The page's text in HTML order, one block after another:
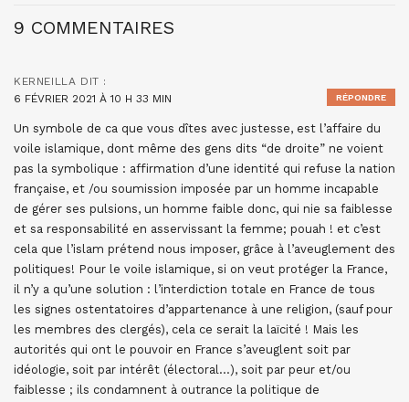
9 COMMENTAIRES
KERNEILLA DIT :
6 FÉVRIER 2021 À 10 H 33 MIN
Un symbole de ca que vous dîtes avec justesse, est l’affaire du
voile islamique, dont même des gens dits “de droite” ne voient
pas la symbolique : affirmation d’une identité qui refuse la nation
française, et /ou soumission imposée par un homme incapable
de gérer ses pulsions, un homme faible donc, qui nie sa faiblesse
et sa responsabilité en asservissant la femme; pouah ! et c’est
cela que l’islam prétend nous imposer, grâce à l’aveuglement des
politiques! Pour le voile islamique, si on veut protéger la France,
il n’y a qu’une solution : l’interdiction totale en France de tous
les signes ostentatoires d’appartenance à une religion, (sauf pour
les membres des clergés), cela ce serait la laïcité ! Mais les
autorités qui ont le pouvoir en France s’aveuglent soit par
idéologie, soit par intérêt (électoral…), soit par peur et/ou
faiblesse ; ils condamnent à outrance la politique de
RÉPONDRE